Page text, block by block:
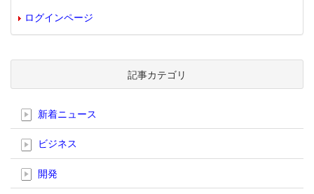
ログインページ
記事カテゴリ
新着ニュース
ビジネス
開発